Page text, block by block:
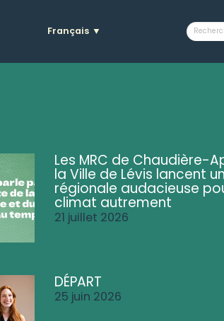
Français ▼
Les MRC de Chaudière-
la Ville de Lévis lancent
régionale audacieuse
climat autrement
21 juillet 2026
DÉPART
25 juin 2026